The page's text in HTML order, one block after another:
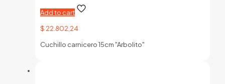
Add to cart
$ 22.802,24
Cuchillo carnicero 15cm "Arbolito"